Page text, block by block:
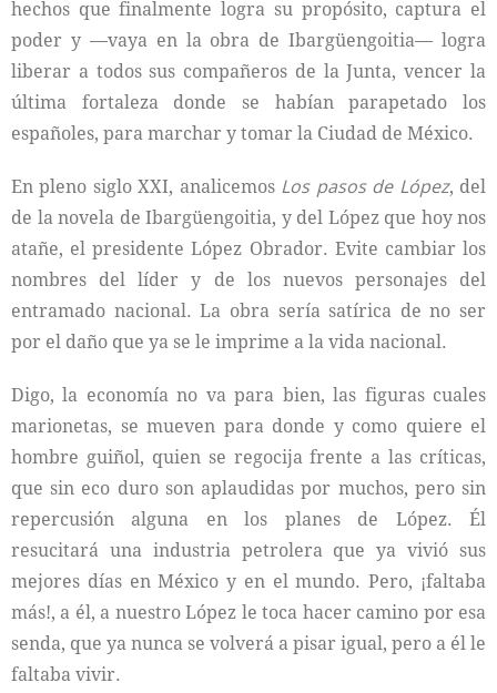
hechos que finalmente logra su propósito, captura el
poder y —vaya en la obra de Ibargüengoitia— logra
liberar a todos sus compañeros de la Junta, vencer la
última fortaleza donde se habían parapetado los
españoles, para marchar y tomar la Ciudad de México.
En pleno siglo XXI, analicemos Los pasos de López, del
de la novela de Ibargüengoitia, y del López que hoy nos
atañe, el presidente López Obrador. Evite cambiar los
nombres del líder y de los nuevos personajes del
entramado nacional. La obra sería satírica de no ser
por el daño que ya se le imprime a la vida nacional.
Digo, la economía no va para bien, las figuras cuales
marionetas, se mueven para donde y como quiere el
hombre guiñol, quien se regocija frente a las críticas,
que sin eco duro son aplaudidas por muchos, pero sin
repercusión alguna en los planes de López. Él
resucitará una industria petrolera que ya vivió sus
mejores días en México y en el mundo. Pero, ¡faltaba
más!, a él, a nuestro López le toca hacer camino por esa
senda, que ya nunca se volverá a pisar igual, pero a él le
faltaba vivir.